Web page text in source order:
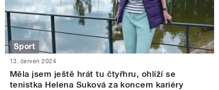
Sport
13. červen 2024
Měla jsem ještě hrát tu čtyřhru, ohlíží se
tenistka Helena Suková za koncem kariéry